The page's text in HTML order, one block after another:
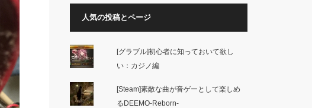
人気の投稿とページ
[グラブル]初心者に知っておいて欲し
い：カジノ編
[Steam]素敵な曲が音ゲーとして楽しめ
るDEEMO-Reborn-